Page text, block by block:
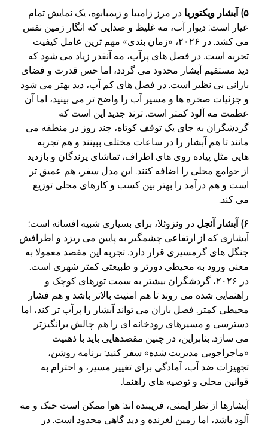
۵) آبشار ویکتوریا
در مرز زامبیا و زیمبابوه، یک نمایش تمام
عیار است: دیوار آب، مه غلیظ و صدایی که انگار زمین نفس
می کشد. در ۲۰۲۶، «زمان بندی» مهم ترین عامل کیفیت
تجربه است. در فصل های پرآب، مه آنقدر زیاد می شود که
دید مستقیم آبشار محدود می گردد، اما حس قدرت و فضای
بارانی بی نظیر است. در فصل های کم آب، دید بهتر می شود
و جزئیات صخره ها و مسیر آب را واضح تر می بینید، اما آن
عظمت مه آلود کمتر است. ترند جدید این است که
گردشگران به جای یک توقف کوتاه، چند روز در منطقه می
مانند تا هم آبشار را در ساعات مختلف ببینند و هم تجربه
هایی مثل پیاده روی های اطراف، تماشای پرندگان و بازدید
از جوامع محلی را اضافه کنند. این مدل سفر، هم عمیق تر
است و هم درآمد را بهتر بین کسب و کارهای محلی توزیع
می کند.
۶) آبشار آنجل
در ونزوئلا، برای بسیاری شبیه افسانه است:
آبشاری که از ارتفاعی چشمگیر به پایین می ریزد و اطرافش
جنگل های گرمسیری قرار دارد. تجربه این مقصد معمولا به
معنی ورود به محیطی دورتر و طبیعتی کمتر شهری است.
در ۲۰۲۶، گردشگران بیشتر به سمت تورهای کوچک و
راهنمایی شده می روند تا هم امنیت بالاتر باشد و هم فشار
محیطی کمتر. فصل باران می تواند آبشار را پرآب تر کند، اما
دسترسی و مسیرهای رودخانه ای را هم چالش برانگیزتر
می سازد. بنابراین، در چنین مقصدهایی باید با ذهنیت
«ماجراجویی مدیریت شده» سفر کنید: برنامه روشن،
تجهیزات ضد آب، آمادگی برای تغییر مسیر، و احترام به
قوانین محلی و توصیه های راهنما.
آبشارها از نظر ایمنی، فریبنده اند: هوا ممکن است خنک و مه
آلود باشد، اما زمین لغزنده و دید گاهی محدود است. در